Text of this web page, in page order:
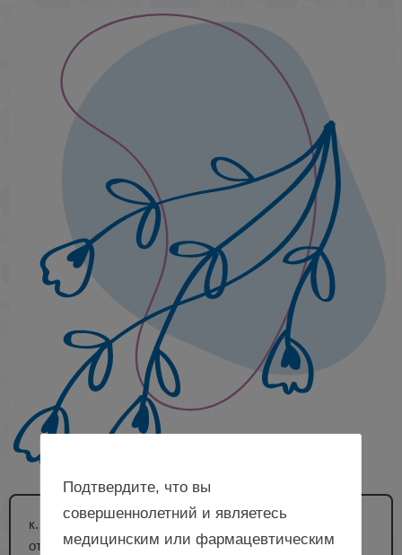
к. м. н., врач акушер-гинеколог гинекологического
отделения Клиники ФГБОУ ВО КубГМУ Минздрава
Подтвердите, что вы
совершеннолетний и являетесь
медицинским или фармацевтическим